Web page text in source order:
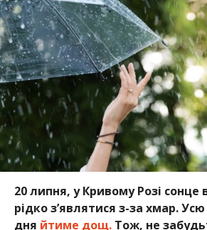
20 липня, у Кривому Розі сонце
рідко з’являтися з-за хмар.
дня йтиме дощ.Тож, не